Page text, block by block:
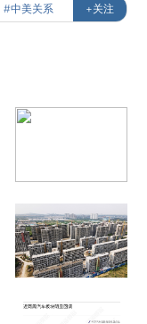
#中美关系 +关注